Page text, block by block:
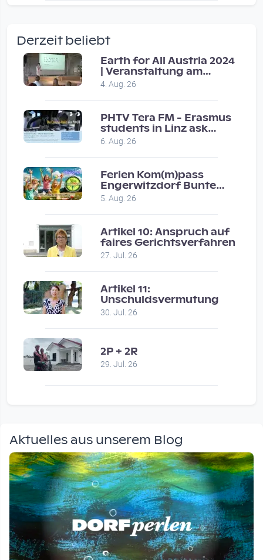
Vor 2 weeks 4 days
Coole Sendung, tolle…
Vor 1 month 2 weeks
Eure Show war super :-)…
Vor 1 month 2 weeks
Derzeit beliebt
Earth for All Austria 2024
| Veranstaltung am
8.7.2024
4. Aug. 26
PHTV Tera FM - Erasmus
students in Linz ask
people on road for
recommendations
6. Aug. 26
Ferien Kom(m)pass
Engerwitzdorf Bunte
Hundestunde
5. Aug. 26
Artikel 10: Anspruch auf
faires Gerichtsverfahren
27. Jul. 26
Artikel 11:
Unschuldsvermutung
30. Jul. 26
2P + 2R
29. Jul. 26
Aktuelles aus unserem Blog